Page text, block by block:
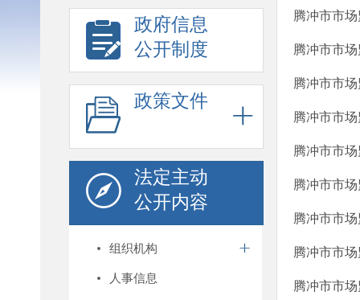
政府信息
公开制度
政策文件
法定主动
公开内容
组织机构
人事信息
腾冲市市
腾冲市市
腾冲市市
腾冲市市
腾冲市市
腾冲市市
腾冲市市
腾冲市市
腾冲市市